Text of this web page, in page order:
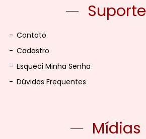
Suporte
- Contato
- Cadastro
- Esqueci Minha Senha
- Dúvidas Frequentes
Mídias